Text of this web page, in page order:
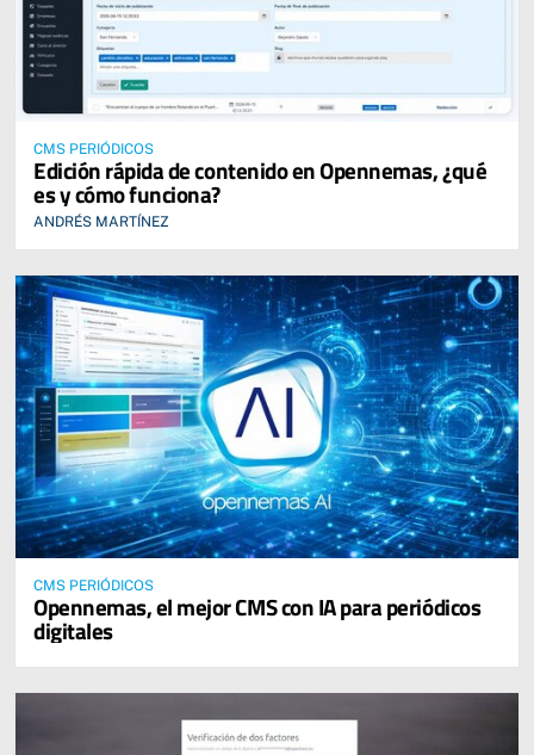
CMS PERIÓDICOS
Edición rápida de contenido en Opennemas, ¿qué
es y cómo funciona?
ANDRÉS MARTÍNEZ
CMS PERIÓDICOS
Opennemas, el mejor CMS con IA para periódicos
digitales